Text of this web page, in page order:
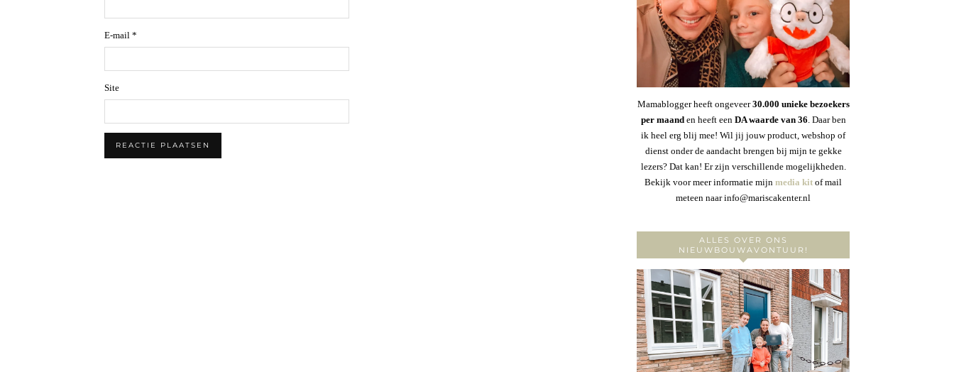
E-mail *
Site
Mamablogger heeft ongeveer30.000 unieke bezoekers
per maanden heeft een DA waarde van 36. Daar ben
ik heel erg blij mee! Wil jij jouw product, webshop of
dienst onder de aandacht brengen bij mijn te gekke
lezers? Dat kan! Er zijn verschillende mogelijkheden.
Bekijk voor meer informatie mijn media kit of mail
meteen naar info@mariscakenter.nl
ALLES OVER ONS
NIEUWBOUWAVONTUUR!